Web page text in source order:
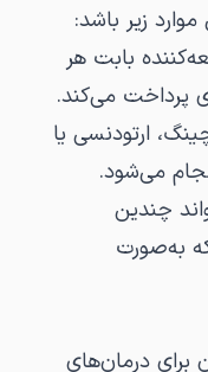
زیر باشد:
بابت هر
پرداخت می‌کند.
ارتودنسی یا
می‌شود.
چندین
به‌صورت
تومان برای درمان‌های